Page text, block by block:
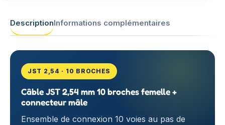
DescriptionInformations complémentaires
JST 2,54 · 10 BROCHES
Câble JST 2,54 mm 10 broches femelle +
connecteur mâle
Ensemble de connexion 10 voies au pas de